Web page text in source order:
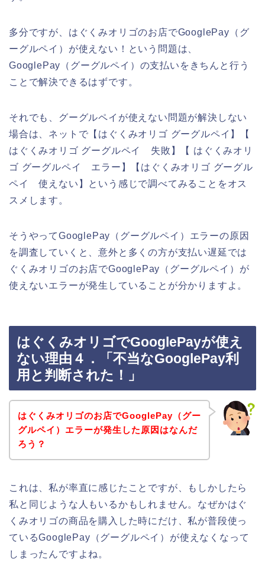
多分ですが、はぐくみオリゴのお店でGooglePay（グ
ーグルペイ）が使えない！という問題は、
GooglePay（グーグルペイ）の支払いをきちんと行う
ことで解決できるはずです。
それでも、グーグルペイが使えない問題が解決しない
場合は、ネットで【はぐくみオリゴ グーグルペイ】【
はぐくみオリゴ グーグルペイ 失敗】【 はぐくみオリ
ゴ グーグルペイ エラー】【はぐくみオリゴ グーグル
ペイ 使えない】という感じで調べてみることをオス
スメします。
そうやってGooglePay（グーグルペイ）エラーの原因
を調査していくと、意外と多くの方が支払い遅延では
ぐくみオリゴのお店でGooglePay（グーグルペイ）が
使えないエラーが発生していることが分かりますよ。
はぐくみオリゴでGooglePayが使え
ない理由４．「不当なGooglePay利
用と判断された！」
はぐくみオリゴのお店でGooglePay（グー
グルペイ）エラーが発生した原因はなんだ
ろう？
これは、私が率直に感じたことですが、もしかしたら
私と同じような人もいるかもしれません。なぜかはぐ
くみオリゴの商品を購入した時にだけ、私が普段使っ
ているGooglePay（グーグルペイ）が使えなくなって
しまったんですよね。